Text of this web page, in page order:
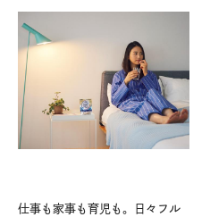
仕事も家事も育児も。日々フル